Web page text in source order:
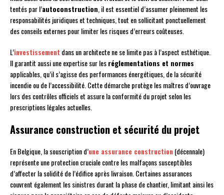
tentés par l’autoconstruction , il est essentiel d’assumer pleinement les
responsabilités juridiques et techniques, tout en sollicitant ponctuellement
des conseils externes pour limiter les risques d’erreurs coûteuses.
L’investissement dans un architecte ne se limite pas à l’aspect esthétique.
Il garantit aussi une expertise sur lesréglementations et normes
applicables, qu’il s’agisse des performances énergétiques, de la sécurité
incendie ou de l’accessibilité. Cette démarche protège les maîtres d’ouvrage
lors des contrôles officiels et assure la conformité du projet selon les
prescriptions légales actuelles.
Assurance construction et sécurité du projet
En Belgique, la souscription d’une assurance construction (décennale)
représente une protection cruciale contre les malfaçons susceptibles
d’affecter la solidité de l’édifice après livraison. Certaines assurances
couvrent également les sinistres durant la phase de chantier, limitant ainsi les